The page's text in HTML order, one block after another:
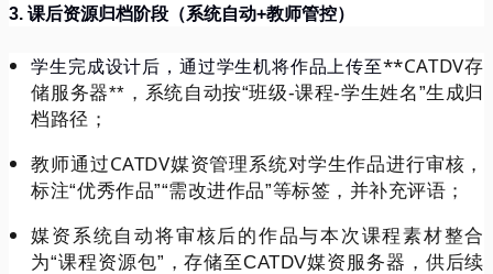
3. 课后资源归档阶段（系统自动+教师管控）
学生完成设计后，通过学生机将作品上传至**CATDV存
储服务器** ，系统自动按“班级-课程-学生姓名”生成归
档路径；
教师通过CATDV媒资管理系统对学生作品进行审核，
标注“优秀作品”“需改进作品”等标签，并补充评语；
媒资系统自动将审核后的作品与本次课程素材整合
为“课程资源包” ，存储至CATDV媒资服务器，供后续